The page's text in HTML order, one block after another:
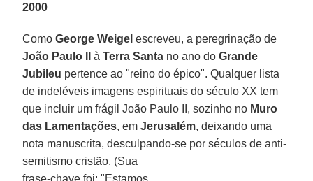
2000
ComoGeorge Weigel escreveu, a peregrinação de
João Paulo II
àTerra Santa no ano doGrande
Jubileu pertence ao "reino do épico". Qualquer lista
de indeléveis imagens espirituais do século XX tem
que incluir um frágil João Paulo II, sozinho no Muro
das Lamentações, emJerusalém, deixando uma
nota manuscrita, desculpando-se por séculos de anti-
semitismo cristão. (Sua
frase-chave foi: "Estamos